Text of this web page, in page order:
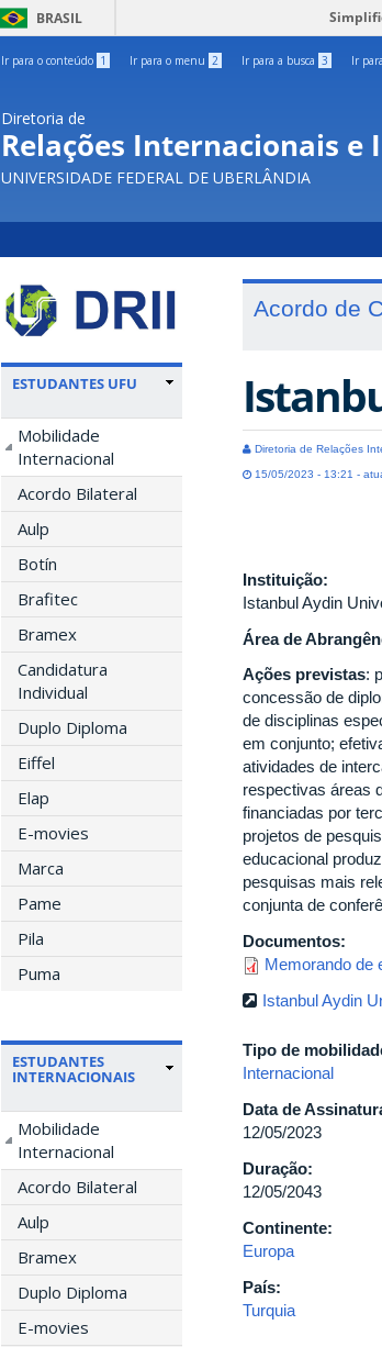
BRASIL
Ir para o conteúdo 1 Ir para o menu 2 Ir para a busca 3 Ir
Diretoria de
Relações Internacionais
UNIVERSIDADE FEDERAL DE UBERLÂNDIA
ESTUDANTES UFU
Mobilidade
Internacional
Acordo Bilateral
Aulp
Botín
Brafitec
Bramex
Candidatura
Individual
Duplo Diploma
Eiffel
Elap
E-movies
Marca
Pame
Pila
Puma
ESTUDANTES
INTERNACIONAIS
Mobilidade
Internacional
Acordo Bilateral
Aulp
Bramex
Duplo Diploma
E-movies
Acordo de
Diretoria de Relações
15/05/2023 - 13:21 -
Instituição:
Istanbul Aydin
Área de
Ações previstas:
concessão de
de disciplinas
em conjunto;
atividades de
respectivas áreas
financiadas por
projetos de
educacional
pesquisas mais
conjunta de
Documentos:
Memorando de
Istanbul Aydin
Tipo de
Internacional
Data de
12/05/2023
Duração:
12/05/2043
Continente:
Europa
País:
Turquia